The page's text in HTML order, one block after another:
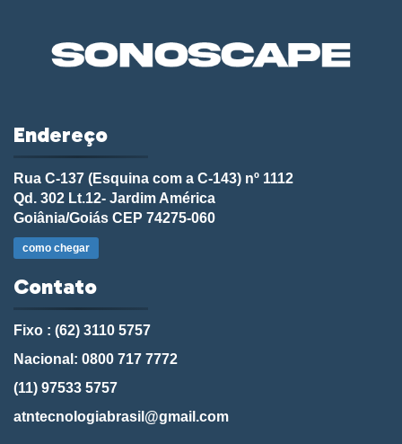
Endereço
Rua C-137 (Esquina com a C-143) nº 1112
Qd. 302 Lt.12- Jardim América
Goiânia/Goiás CEP 74275-060
como chegar
Contato
Fixo : (62) 3110 5757
Nacional: 0800 717 7772
(11) 97533 5757
atntecnologiabrasil@gmail.com